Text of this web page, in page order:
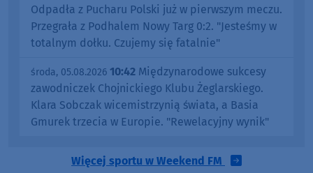
Odpadła z Pucharu Polski już w pierwszym meczu.
Przegrała z Podhalem Nowy Targ 0:2. "Jesteśmy w
totalnym dołku. Czujemy się fatalnie"
środa, 05.08.2026 10:42 Międzynarodowe sukcesy
zawodniczek Chojnickiego Klubu Żeglarskiego.
Klara Sobczak wicemistrzynią świata, a Basia
Gmurek trzecia w Europie. "Rewelacyjny wynik"
Więcej sportu w Weekend FM